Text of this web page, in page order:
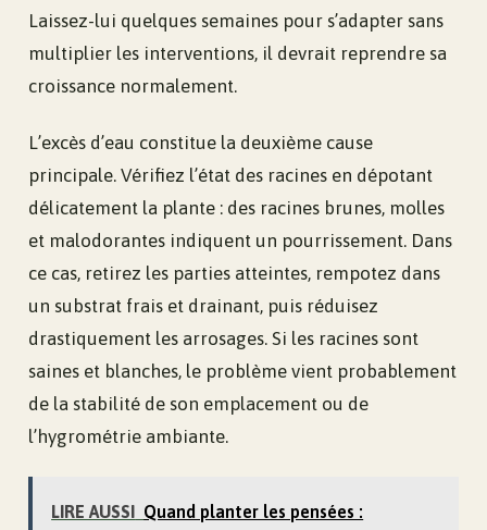
Laissez-lui quelques semaines pour s’adapter sans
multiplier les interventions, il devrait reprendre sa
croissance normalement.
L’excès d’eau constitue la deuxième cause
principale. Vérifiez l’état des racines en dépotant
délicatement la plante : des racines brunes, molles
et malodorantes indiquent un pourrissement. Dans
ce cas, retirez les parties atteintes, rempotez dans
un substrat frais et drainant, puis réduisez
drastiquement les arrosages. Si les racines sont
saines et blanches, le problème vient probablement
de la stabilité de son emplacement ou de
l’hygrométrie ambiante.
LIRE AUSSI Quand planter les pensées :